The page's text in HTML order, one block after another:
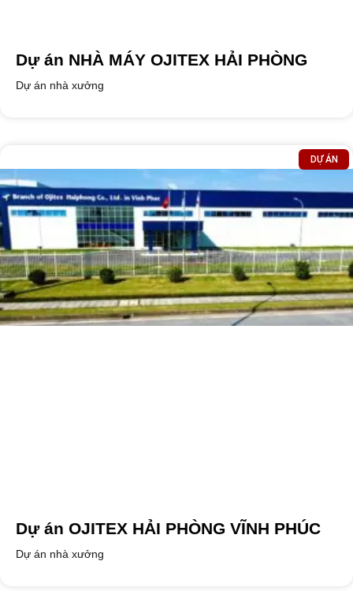
Dự án NHÀ MÁY OJITEX HẢI PHÒNG
Dự án nhà xưởng
DỰ ÁN
Dự án OJITEX HẢI PHÒNG VĨNH PHÚC
Dự án nhà xưởng